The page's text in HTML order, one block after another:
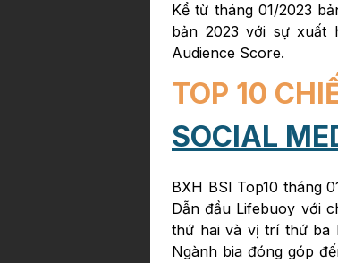
Kể từ tháng 01/2023
bản 2023 với sự xuất
Audience Score.
TOP 10
SOCIAL
BXH BSI Top10 tháng
Dẫn đầu Lifebuoy với
thứ hai và vị trí thứ ba
Ngành bia đóng góp